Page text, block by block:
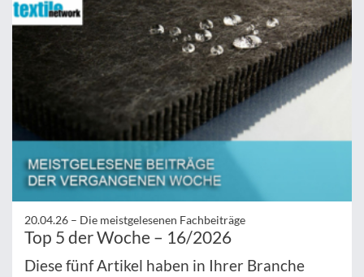
20.04.26 – Die meistgelesenen Fachbeiträge
Top 5 der Woche – 16/2026
Diese fünf Artikel haben in Ihrer Branche